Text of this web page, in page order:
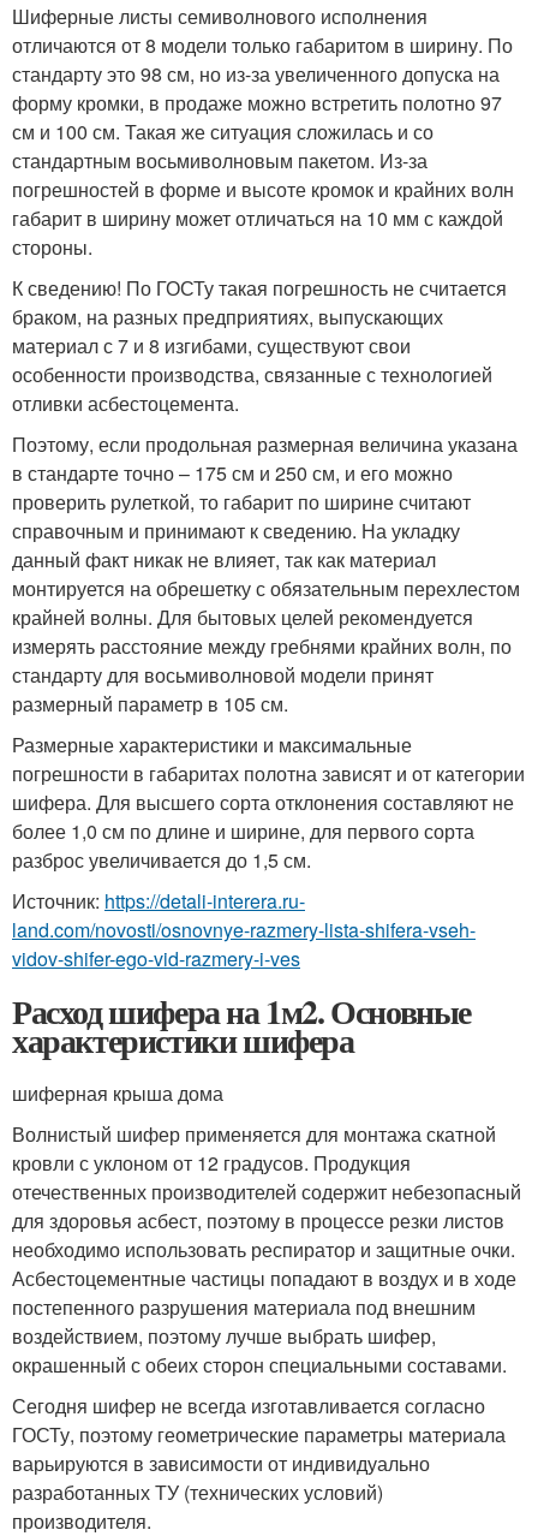
Шиферные листы семиволнового исполнения
отличаются от 8 модели только габаритом в ширину. По
стандарту это 98 см, но из-за увеличенного допуска на
форму кромки, в продаже можно встретить полотно 97
см и 100 см. Такая же ситуация сложилась и со
стандартным восьмиволновым пакетом. Из-за
погрешностей в форме и высоте кромок и крайних волн
габарит в ширину может отличаться на 10 мм с каждой
стороны.
К сведению! По ГОСТу такая погрешность не считается
браком, на разных предприятиях, выпускающих
материал с 7 и 8 изгибами, существуют свои
особенности производства, связанные с технологией
отливки асбестоцемента.
Поэтому, если продольная размерная величина указана
в стандарте точно – 175 см и 250 см, и его можно
проверить рулеткой, то габарит по ширине считают
справочным и принимают к сведению. На укладку
данный факт никак не влияет, так как материал
монтируется на обрешетку с обязательным перехлестом
крайней волны. Для бытовых целей рекомендуется
измерять расстояние между гребнями крайних волн, по
стандарту для восьмиволновой модели принят
размерный параметр в 105 см.
Размерные характеристики и максимальные
погрешности в габаритах полотна зависят и от категории
шифера. Для высшего сорта отклонения составляют не
более 1,0 см по длине и ширине, для первого сорта
разброс увеличивается до 1,5 см.
Источник: https://detali-interera.ru-
land.com/novosti/osnovnye-razmery-lista-shifera-vseh-
vidov-shifer-ego-vid-razmery-i-ves
Расход шифера на 1м2. Основные
характеристики шифера
шиферная крыша дома
Волнистый шифер применяется для монтажа скатной
кровли с уклоном от 12 градусов. Продукция
отечественных производителей содержит небезопасный
для здоровья асбест, поэтому в процессе резки листов
необходимо использовать респиратор и защитные очки.
Асбестоцементные частицы попадают в воздух и в ходе
постепенного разрушения материала под внешним
воздействием, поэтому лучше выбрать шифер,
окрашенный с обеих сторон специальными составами.
Сегодня шифер не всегда изготавливается согласно
ГОСТу, поэтому геометрические параметры материала
варьируются в зависимости от индивидуально
разработанных ТУ (технических условий)
производителя.